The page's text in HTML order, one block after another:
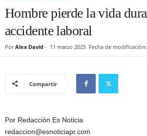
Hombre pierde la vida
accidente laboral
Por Alex David - 11 marzo 2025 Fecha de
Compartir
Por Redacción Es Noticia
redaccion@esnoticiapr.com